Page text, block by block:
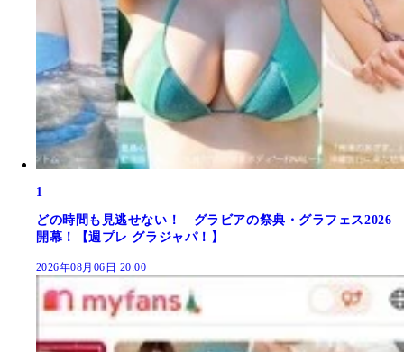
1
どの時間も見逃せない！ グラビアの祭典・グラフェス2026
開幕！【週プレ グラジャパ！】
2026年08月06日 20:00